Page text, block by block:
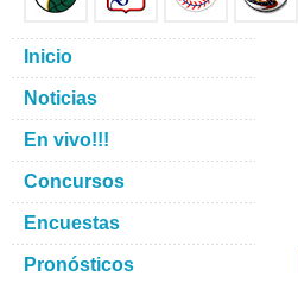
Inicio
Noticias
En vivo!!!
Concursos
Encuestas
Pronósticos